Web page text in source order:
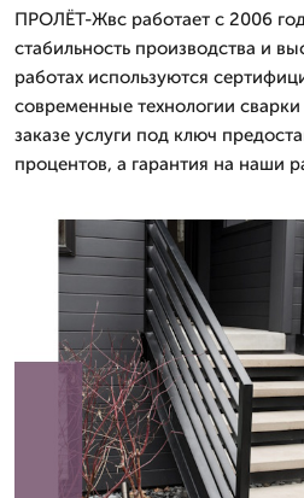
ПРОЛЁТ-Жвс работает с 2006
стабильность производства и
работах используются
современные технологии
заказе услуги под ключ
процентов, а гарантия на наши